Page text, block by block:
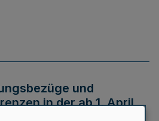
und
in der ab 1. April